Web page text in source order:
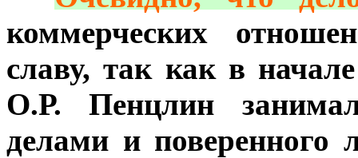
коммерческих
славу, так как в
О.Р. Пенцлин
делами и поверенного